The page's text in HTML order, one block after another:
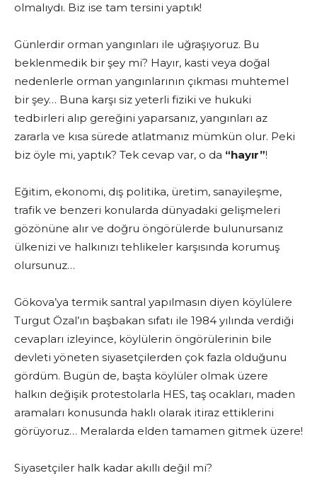
olmalıydı. Biz ise tam tersini yaptık!
Günlerdir orman yangınları ile uğraşıyoruz. Bu
beklenmedik bir şey mi? Hayır, kasti veya doğal
nedenlerle orman yangınlarının çıkması muhtemel
bir şey… Buna karşı siz yeterli fiziki ve hukuki
tedbirleri alıp gereğini yaparsanız, yangınları az
zararla ve kısa sürede atlatmanız mümkün olur. Peki
biz öyle mi, yaptık? Tek cevap var, o da “hayır”!
Eğitim, ekonomi, dış politika, üretim, sanayileşme,
trafik ve benzeri konularda dünyadaki gelişmeleri
gözönüne alır ve doğru öngörülerde bulunursanız
ülkenizi ve halkınızı tehlikeler karşısında korumuş
olursunuz…
Gökova’ya termik santral yapılmasın diyen köylülere
Turgut Özal’ın başbakan sıfatı ile 1984 yılında verdiği
cevapları izleyince, köylülerin öngörülerinin bile
devleti yöneten siyasetçilerden çok fazla olduğunu
gördüm. Bugün de, başta köylüler olmak üzere
halkın değişik protestolarla HES, taş ocakları, maden
aramaları konusunda haklı olarak itiraz ettiklerini
görüyoruz… Meralarda elden tamamen gitmek üzere!
Siyasetçiler halk kadar akıllı değil mi?